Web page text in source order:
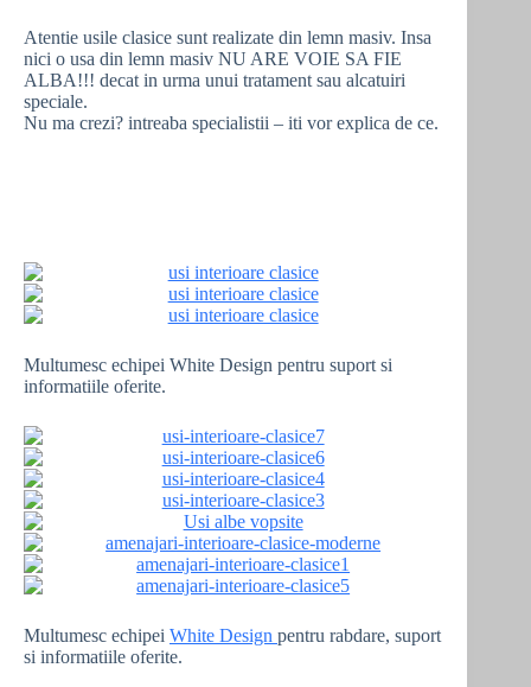
Atentie usile clasice sunt realizate din lemn masiv. Insa
nici o usa din lemn masiv NU ARE VOIE SA FIE
ALBA!!! decat in urma unui tratament sau alcatuiri
speciale.
Nu ma crezi? intreaba specialistii – iti vor explica de ce.
Multumesc echipei White Design pentru suport si
informatiile oferite.
Multumesc echipei White Design pentru rabdare, suport
si informatiile oferite.